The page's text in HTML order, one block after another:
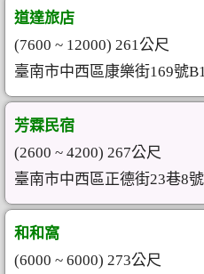
道達旅店
(7600 ~ 12000) 261公尺
臺南市中西區康樂街169號
芳霖民宿
(2600 ~ 4200) 267公尺
臺南市中西區正德街23巷8號
和和窩
(6000 ~ 6000) 273公尺